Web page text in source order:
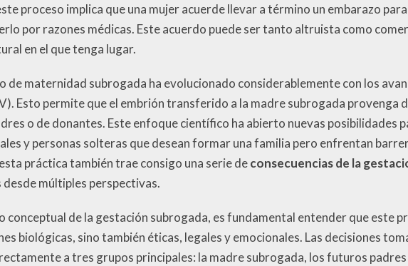
proceso implica que una mujer acuerde llevar a término un embarazo
por razones médicas. Este acuerdo puede ser tanto altruista como
en el que tenga lugar.
de maternidad subrogada ha evolucionado considerablemente con los
Esto permite que el embrión transferido a la madre subrogada provenga
o de donantes. Este enfoque científico ha abierto nuevas posibilidades
y personas solteras que desean formar una familia pero enfrentan
práctica también trae consigo una serie deconsecuencias de la
desde múltiples perspectivas.
conceptual de la gestación subrogada, es fundamental entender que este
biológicas, sino también éticas, legales y emocionales. Las decisiones
a tres grupos principales: la madre subrogada, los futuros